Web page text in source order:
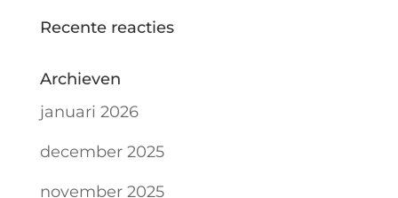
Recente reacties
Archieven
januari 2026
december 2025
november 2025